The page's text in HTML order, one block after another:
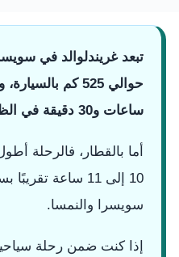
تبعد غريندلوالد في
ساعات و30 دقيقة في الظروف العادية.
أما بالقطار، فالرحلة
10 إلى 11 ساعة
سويسرا والنمسا.
إذا كنت ضمن رحلة سياحية